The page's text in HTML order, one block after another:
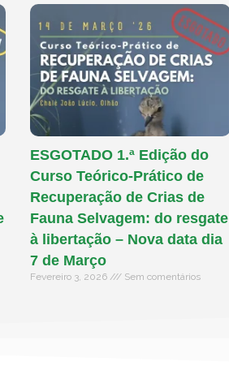
ESGOTADO 1.ª Edição do
Curso Teórico-Prático de
Recuperação de Crias de
Fauna Selvagem: do resgate
à libertação – Nova data dia
7 de Março
Fevereiro 3, 2026 Sem comentários